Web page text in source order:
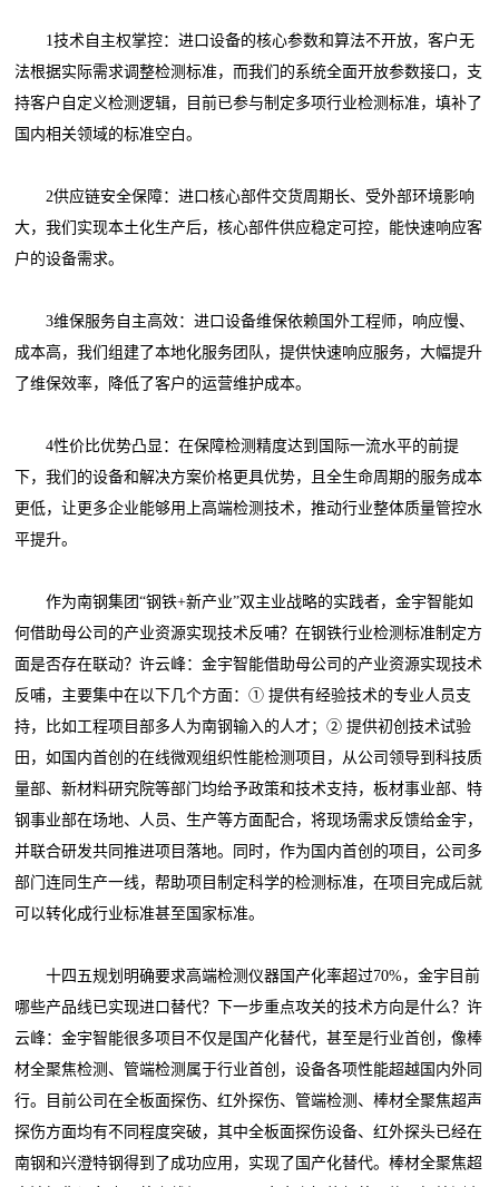
1技术自主权掌控：进口设备的核心参数和算法不开放，客户无
法根据实际需求调整检测标准，而我们的系统全面开放参数接口，支
持客户自定义检测逻辑，目前已参与制定多项行业检测标准，填补了
国内相关领域的标准空白。
2供应链安全保障：进口核心部件交货周期长、受外部环境影响
大，我们实现本土化生产后，核心部件供应稳定可控，能快速响应客
户的设备需求。
3维保服务自主高效：进口设备维保依赖国外工程师，响应慢、
成本高，我们组建了本地化服务团队，提供快速响应服务，大幅提升
了维保效率，降低了客户的运营维护成本。
4性价比优势凸显：在保障检测精度达到国际一流水平的前提
下，我们的设备和解决方案价格更具优势，且全生命周期的服务成本
更低，让更多企业能够用上高端检测技术，推动行业整体质量管控水
平提升。
作为南钢集团“钢铁+新产业”双主业战略的实践者，金宇智能如
何借助母公司的产业资源实现技术反哺？在钢铁行业检测标准制定方
面是否存在联动？许云峰：金宇智能借助母公司的产业资源实现技术
反哺，主要集中在以下几个方面：① 提供有经验技术的专业人员支
持，比如工程项目部多人为南钢输入的人才；② 提供初创技术试验
田，如国内首创的在线微观组织性能检测项目，从公司领导到科技质
量部、新材料研究院等部门均给予政策和技术支持，板材事业部、特
钢事业部在场地、人员、生产等方面配合，将现场需求反馈给金宇，
并联合研发共同推进项目落地。同时，作为国内首创的项目，公司多
部门连同生产一线，帮助项目制定科学的检测标准，在项目完成后就
可以转化成行业标准甚至国家标准。
十四五规划明确要求高端检测仪器国产化率超过70%，金宇目前
哪些产品线已实现进口替代？下一步重点攻关的技术方向是什么？许
云峰：金宇智能很多项目不仅是国产化替代，甚至是行业首创，像棒
材全聚焦检测、管端检测属于行业首创，设备各项性能超越国内外同
行。目前公司在全板面探伤、红外探伤、管端检测、棒材全聚焦超声
探伤方面均有不同程度突破，其中全板面探伤设备、红外探头已经在
南钢和兴澄特钢得到了成功应用，实现了国产化替代。棒材全聚焦超